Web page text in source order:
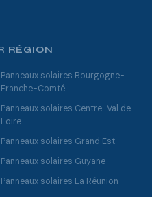
RÉGION
Panneaux solaires Bourgogne-
Franche-Comté
Panneaux solaires Centre-Val de
Loire
Panneaux solaires Grand Est
Panneaux solaires Guyane
Panneaux solaires La Réunion